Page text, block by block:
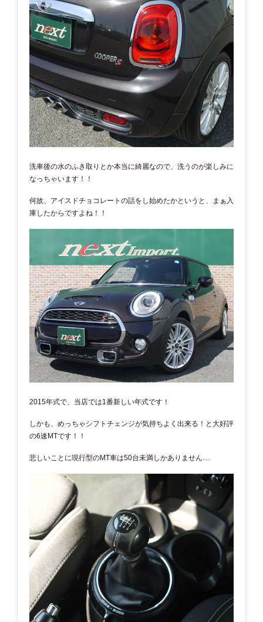
洗車後の水のふき取りとか本当に綺麗なので、洗うのが楽しみに
なっちゃいます！！
何故、アイスドチョコレートの話をし始めたかというと、まぁ入
庫したからですよね！！
2015年式で、当店では1番新しい年式です！
しかも、めっちゃシフトチェンジが気持ちよく出来る！と大好評
の6速MTです！！
悲しいことに現行型のMT車は50台未満しかありません…